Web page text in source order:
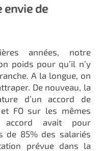
envie de
années, notre
poids pour qu’il n’y
A la longue, on
De nouveau, la
d’un accord de
FO sur les mêmes
accord avait pour
de 85% des salariés
prévue dans la